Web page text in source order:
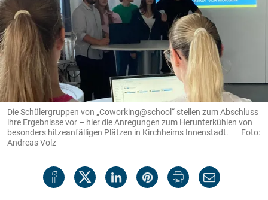
Die Schülergruppen von „Coworking@school“ stellen zum Abschluss
ihre Ergebnisse vor – hier die Anregungen zum Herunterkühlen von
besonders hitzeanfälligen Plätzen in Kirchheims Innenstadt. Foto:
Andreas Volz